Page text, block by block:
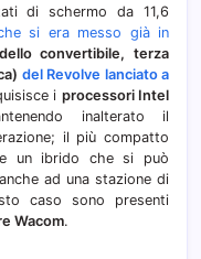
di schermo da 11,6
si era messo già in
convertibile, terza
del Revolve lanciato a
i processori Intel
inalterato il
il più compatto
un ibrido che si può
ad una stazione di
caso sono presenti
Wacom.